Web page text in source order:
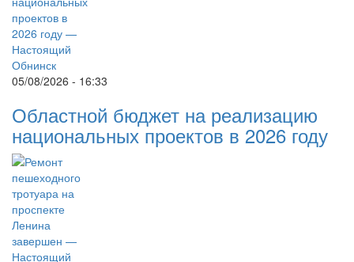
05/08/2026 - 16:33
Областной бюджет на реализацию
национальных проектов в 2026 году